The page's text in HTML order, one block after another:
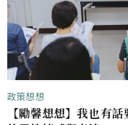
政策想想
【勵馨想想】我也有